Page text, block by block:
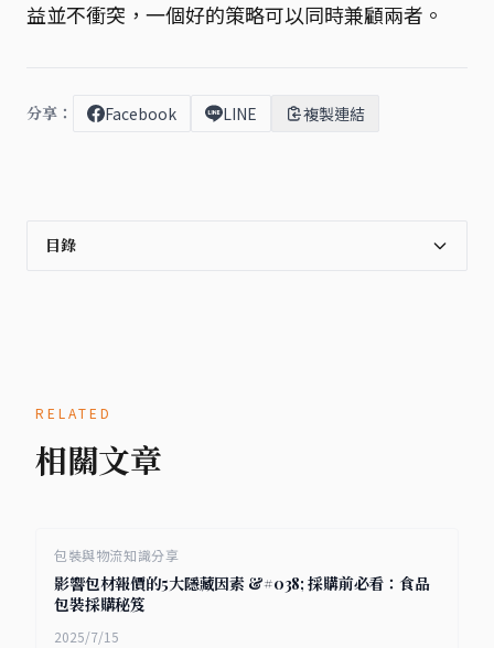
益並不衝突，一個好的策略可以同時兼顧兩者。
分享： Facebook LINE 複製連結
目錄
RELATED
相關文章
包裝與物流知識分享
影響包材報價的5大隱藏因素 &#038; 採購前必看：食品
包裝採購秘笈
2025/7/15